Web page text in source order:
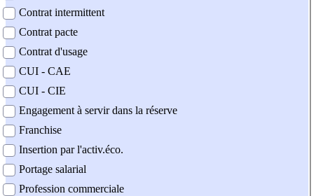
Contrat intermittent
Contrat pacte
Contrat d'usage
CUI - CAE
CUI - CIE
Engagement à servir dans la réserve
Franchise
Insertion par l'activ.éco.
Portage salarial
Profession commerciale